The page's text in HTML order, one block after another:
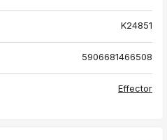
K24851
5906681466508
Effector